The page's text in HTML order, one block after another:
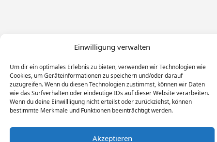
Einwilligung verwalten
Um dir ein optimales Erlebnis zu bieten, verwenden wir Technologien wie
Cookies, um Geräteinformationen zu speichern und/oder darauf
zuzugreifen. Wenn du diesen Technologien zustimmst, können wir Daten
wie das Surfverhalten oder eindeutige IDs auf dieser Website verarbeiten.
Wenn du deine Einwillligung nicht erteilst oder zurückziehst, können
bestimmte Merkmale und Funktionen beeinträchtigt werden.
Akzeptieren
Impressum